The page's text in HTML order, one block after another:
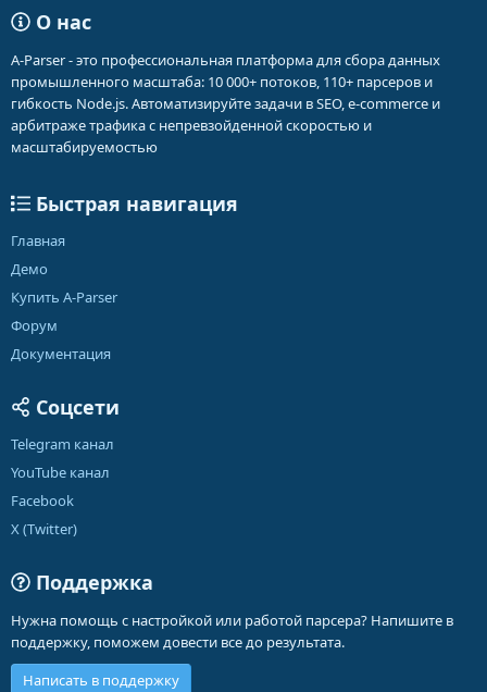
О нас
A-Parser - это профессиональная платформа для сбора данных
промышленного масштаба: 10 000+ потоков, 110+ парсеров и
гибкость Node.js. Автоматизируйте задачи в SEO, e-commerce и
арбитраже трафика с непревзойденной скоростью и
масштабируемостью
Быстрая навигация
Главная
Демо
Купить A-Parser
Форум
Документация
Соцсети
Telegram канал
YouTube канал
Facebook
X (Twitter)
Поддержка
Нужна помощь с настройкой или работой парсера? Напишите в
поддержку, поможем довести все до результата.
Написать в поддержку